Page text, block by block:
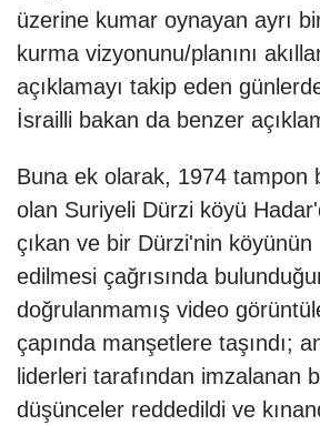
üzerine kumar oynayan ayrı
kurma vizyonunu/planını
açıklamayı takip eden
İsrailli bakan da benzer
Buna ek olarak, 1974 tampon
olan Suriyeli Dürzi köyü
çıkan ve bir Dürzi'nin
edilmesi çağrısında
doğrulanmamış video
çapında manşetlere taşındı;
liderleri tarafından imzalanan
düşünceler reddedildi ve